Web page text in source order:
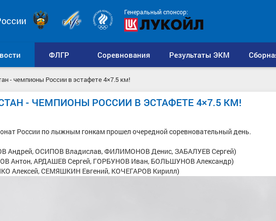
Генеральный спонсор:
ФЛГР Соревнования Результаты ЭКМ
- чемпионы России в эстафете 4×7.5 км!
- ЧЕМПИОНЫ РОССИИ В ЭСТАФЕТЕ 4×7.5 КМ!
России по лыжным гонкам прошел очередной соревновательный день.
Андрей, ОСИПОВ Владислав, ФИЛИМОНОВ Денис, ЗАБАЛУЕВ Сергей)
Антон, АРДАШЕВ Сергей, ГОРБУНОВ Иван, БОЛЬШУНОВ Александр)
Алексей, СЕМЯШКИН Евгений, КОЧЕГАРОВ Кирилл)